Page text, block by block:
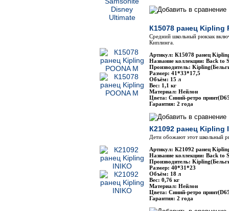
К15078 ранец Kipling
Средний школьный рюкзак
Киплинга.
Артикул: К15078 ранец
Название коллекции: Back to
Производитель:
Размер: 41*33*17,5
Объём: 15 л
Вес: 1,1 кг
Материал: Нейлон
Цвета: Синий-ретро
Гарантия: 2 года
К21092 ранец Kipling
Дети обожают этот школьный
Артикул: К21092 ранец
Название коллекции: Back to
Производитель:
Размер: 40*31*23
Объём: 18 л
Вес: 0,76 кг
Материал: Нейлон
Цвета: Синий-ретро
Гарантия: 2 года